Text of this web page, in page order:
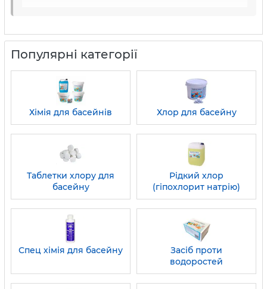
Популярні категорії
Хімія для басейнів Хлор для басейну
Таблетки хлору для
басейну
Рідкий хлор
(гіпохлорит натрію)
Спец хімія для басейну
Засіб проти
водоростей